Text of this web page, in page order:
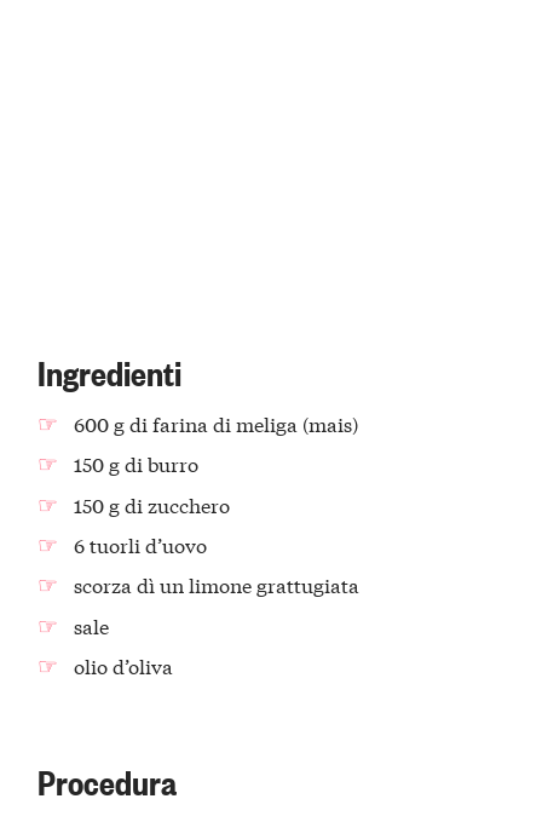
Ingredienti
600 g di farina di meliga (mais)
150 g di burro
150 g di zucchero
6 tuorli d’uovo
scorza dì un limone grattugiata
sale
olio d’oliva
Procedura